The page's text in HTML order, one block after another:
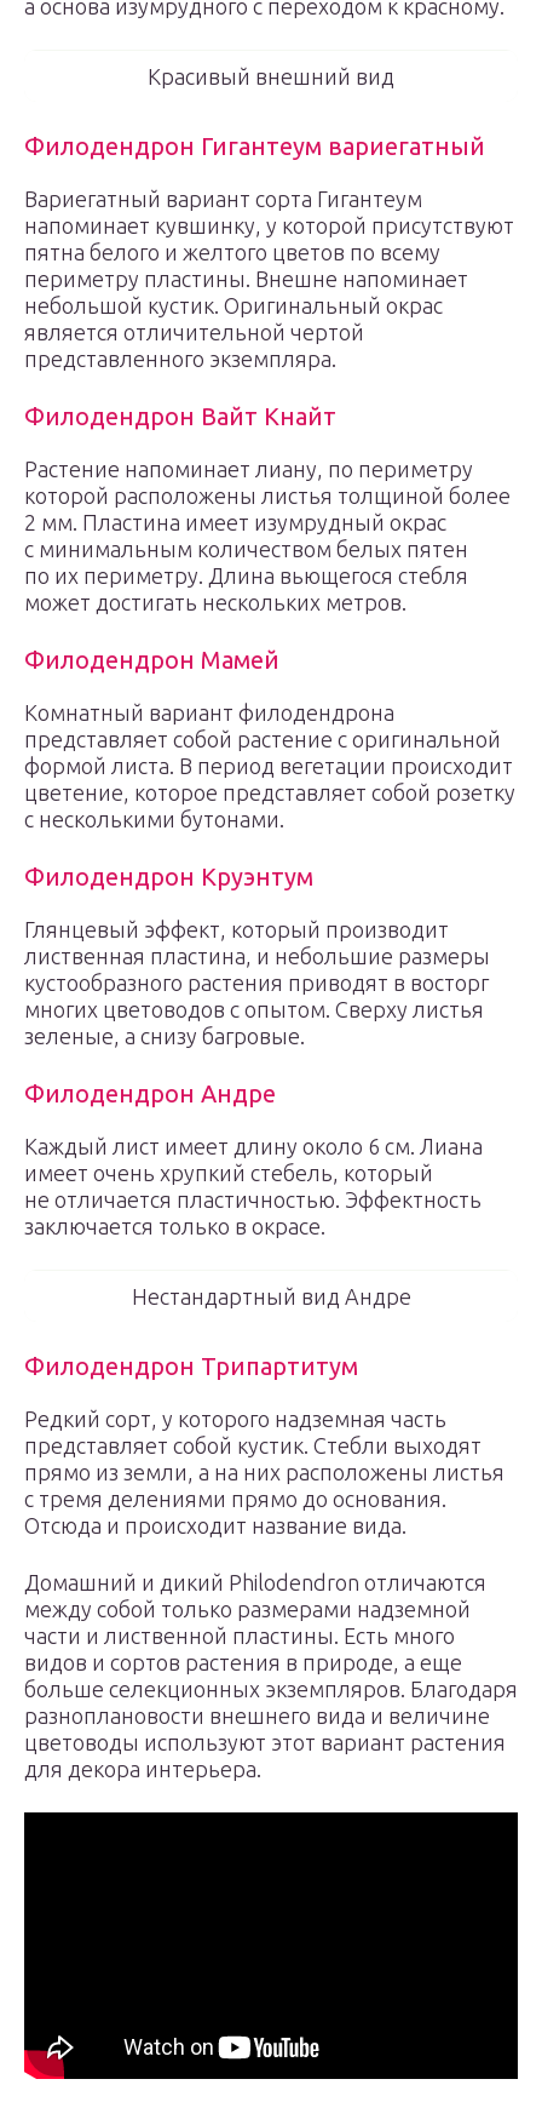
а основа изумрудного с переходом к красному.
Красивый внешний вид
Филодендрон Гигантеум вариегатный
Вариегатный вариант сорта Гигантеум
напоминает кувшинку, у которой присутствуют
пятна белого и желтого цветов по всему
периметру пластины. Внешне напоминает
небольшой кустик. Оригинальный окрас
является отличительной чертой
представленного экземпляра.
Филодендрон Вайт Кнайт
Растение напоминает лиану, по периметру
которой расположены листья толщиной более
2 мм. Пластина имеет изумрудный окрас
с минимальным количеством белых пятен
по их периметру. Длина вьющегося стебля
может достигать нескольких метров.
Филодендрон Мамей
Комнатный вариант филодендрона
представляет собой растение с оригинальной
формой листа. В период вегетации происходит
цветение, которое представляет собой розетку
с несколькими бутонами.
Филодендрон Круэнтум
Глянцевый эффект, который производит
лиственная пластина, и небольшие размеры
кустообразного растения приводят в восторг
многих цветоводов с опытом. Сверху листья
зеленые, а снизу багровые.
Филодендрон Андре
Каждый лист имеет длину около 6 см. Лиана
имеет очень хрупкий стебель, который
не отличается пластичностью. Эффектность
заключается только в окрасе.
Нестандартный вид Андре
Филодендрон Трипартитум
Редкий сорт, у которого надземная часть
представляет собой кустик. Стебли выходят
прямо из земли, а на них расположены листья
с тремя делениями прямо до основания.
Отсюда и происходит название вида.
Домашний и дикий Philodendron отличаются
между собой только размерами надземной
части и лиственной пластины. Есть много
видов и сортов растения в природе, а еще
больше селекционных экземпляров. Благодаря
разноплановости внешнего вида и величине
цветоводы используют этот вариант растения
для декора интерьера.